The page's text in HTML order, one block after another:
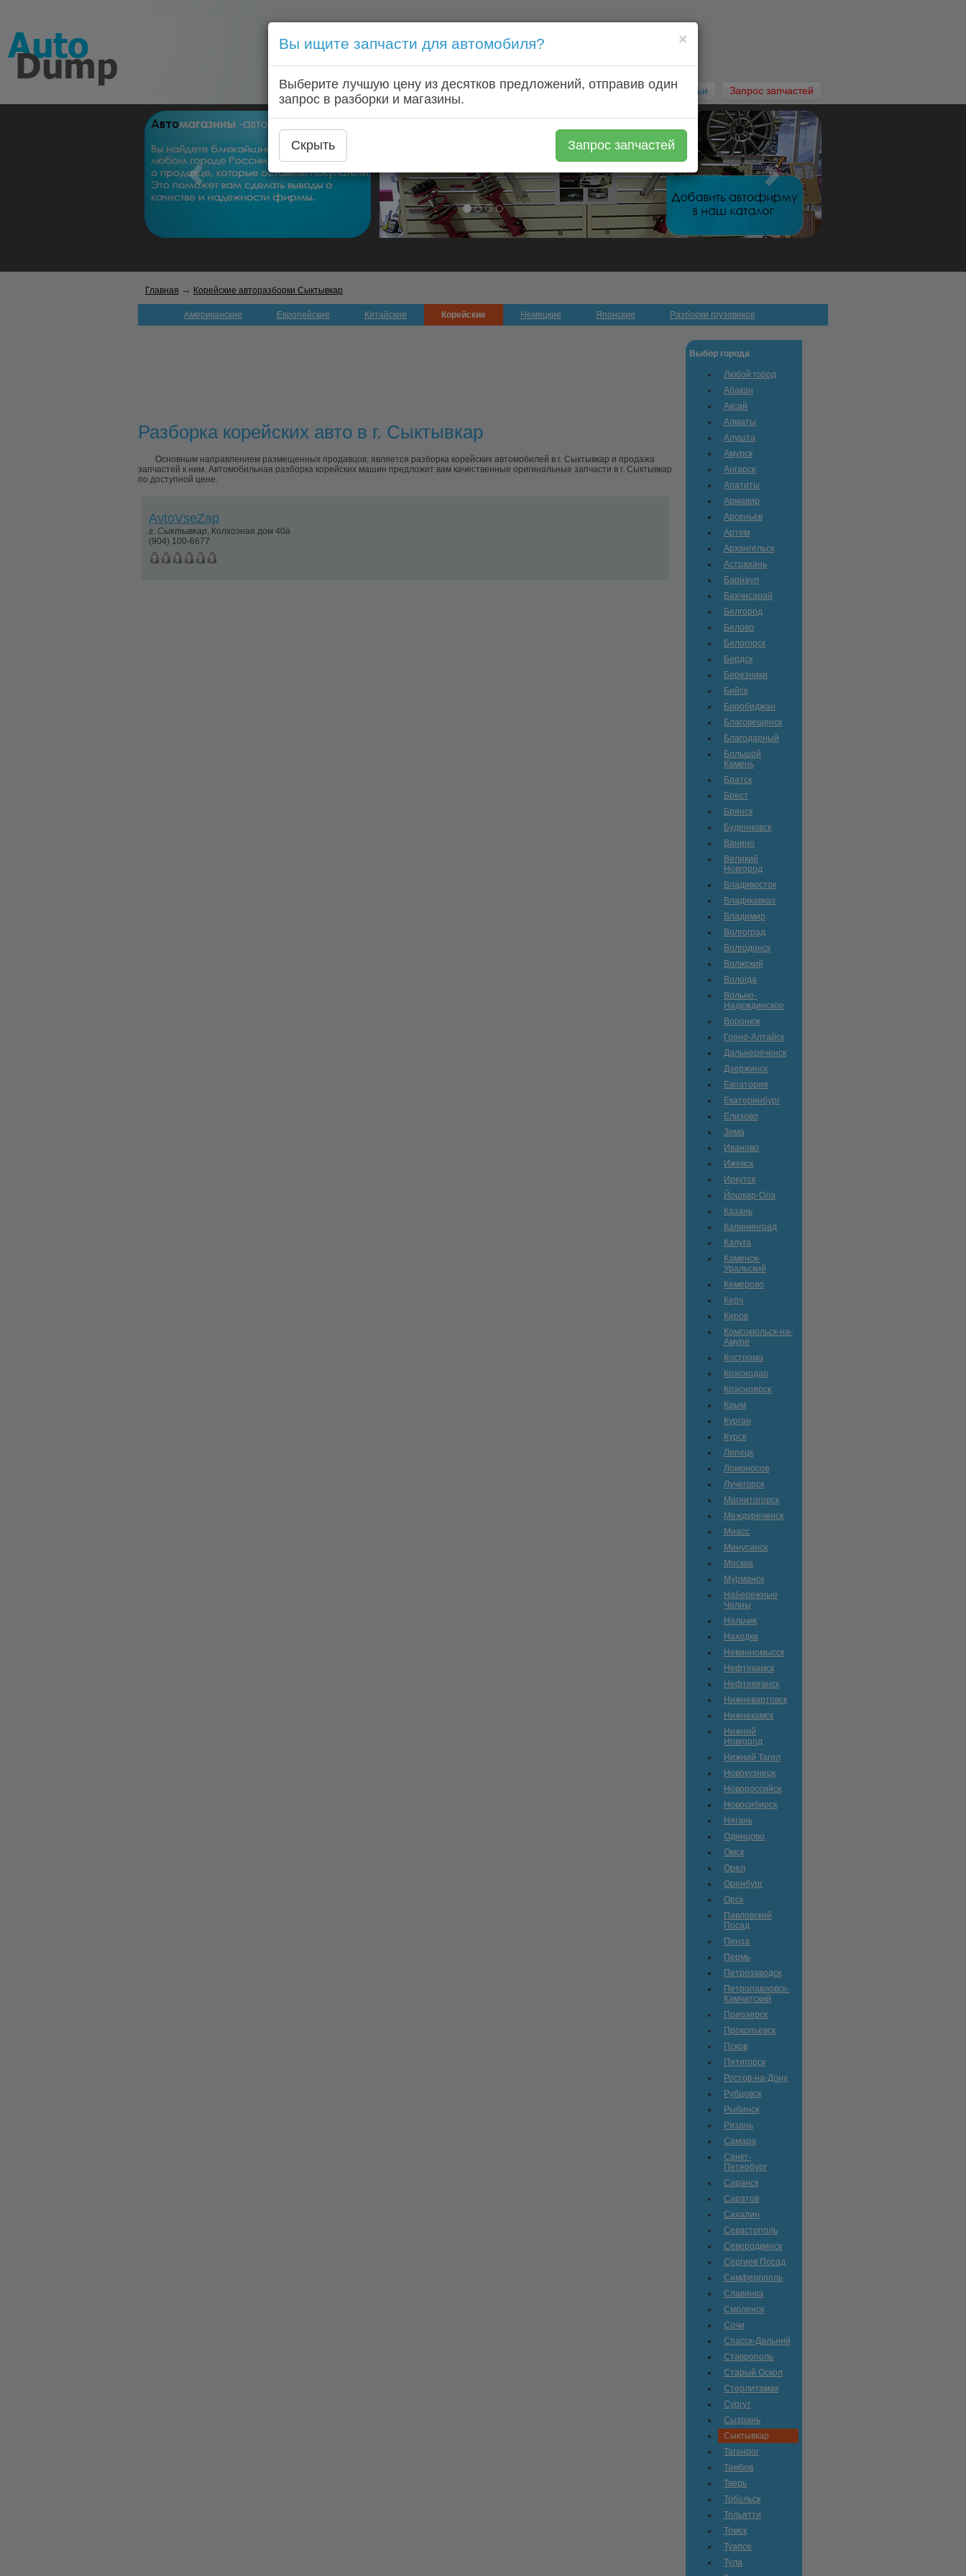
Голосовой запрос запчастей: +7 (920) 253 64 22
Главная Автозапчасти Автомагазины Авторазборки Автостатьи Запрос запчастей
Главная → Корейские авторазборки Сыктывкар
Американские Европейские Китайские Корейские Немецкие Японские Разборки грузовиков
Разборка корейских авто в г. Сыктывкар
Основным направлением размещенных продавцов, является разборка корейских автомобилей в г. Сыктывкар и продажа
запчастей к ним. Автомобильная разборка корейских машин предложит вам качественные оригинальные запчасти в г. Сыктывкар
по доступной цене.
AvtoVseZap
г. Сыктывкар, Колхозная дом 40а
(904) 100-6677
Выбор города
Любой город
Абакан
Аксай
Алматы
Алушта
Амурск
Ангарск
Апатиты
Армавир
Арсеньев
Артем
Архангельск
Астрахань
Барнаул
Бахчисарай
Белгород
Белово
Белогорск
Бердск
Березники
Бийск
Биробиджан
Благовещенск
Благодарный
Большой
Камень
Братск
Брест
Брянск
Буденновск
Ванино
Великий
Новгород
Владивосток
Владикавказ
Владимир
Волгоград
Волгодонск
Волжский
Вологда
Вольно-
Hадеждинское
Воронеж
Горно-Алтайск
Дальнереченск
Дзержинск
Евпатория
Екатеринбург
Елизово
Зима
Иваново
Ижевск
Иркутск
Йошкар-Ола
Казань
Калининград
Калуга
Каменск-
Уральский
Кемерово
Керч
Киров
Комсомольск-на-
Амуре
Кострома
Краснодар
Красноярск
Крым
Курган
Курск
Липецк
Ломоносов
Лучегорск
Магнитогорск
Междуреченск
Миасс
Минусинск
Москва
Мурманск
Набережные
Челны
Нальчик
Находка
Невинномысск
Нефтекамск
Нефтеюганск
Нижневартовск
Нижнекамск
Нижний
Новгород
Нижний Тагил
Новокузнецк
Новороссийск
Новосибирск
Нягань
Одинцово
Омск
Орел
Оренбург
Орск
Павловский
Посад
Пенза
Пермь
Петрозаводск
Петропавловск-
Камчатский
Приозерск
Прокопьевск
Псков
Пятигорск
Ростов-на-Дону
Рубцовск
Рыбинск
Рязань
Самара
Санкт-
Петербург
Саранск
Саратов
Сахалин
Севастополь
Северодвинск
Сергиев Посад
Симферополь
Славянка
Смоленск
Сочи
Спасск-Дальний
Ставрополь
Старый Оскол
Стерлитамак
Сургут
Сызрань
Сыктывкар
Таганрог
Тамбов
Тверь
Тобольск
Тольятти
Томск
Туапсе
Тула
×
Вы ищите запчасти для автомобиля?
Выберите лучшую цену из десятков предложений, отправив один
запрос в разборки и магазины.
Скрыть Запрос запчастей